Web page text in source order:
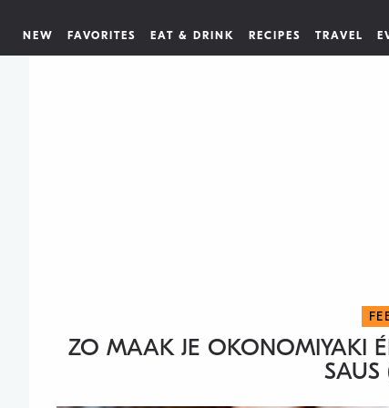
NEW FAVORITES EAT & DRINK RECIPES TRAVEL
ZO MAAK JE OKONOMIYAKI
SAUS